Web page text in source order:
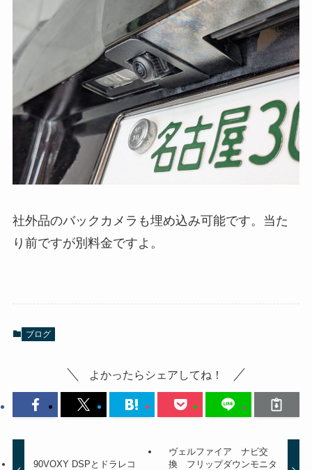
社外品のバックカメラも埋め込み可能です。当た
り前ですが別料金ですよ。
ブログ
よかったらシェアしてね！
90VOXY DSPとドラレコ
ヴェルファイア ナビ交
換 フリップダウンモニタ